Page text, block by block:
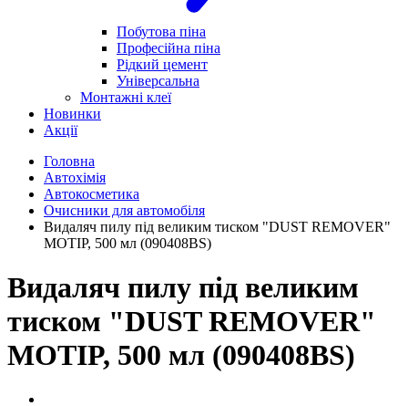
Побутова піна
Професійна піна
Рідкий цемент
Універсальна
Монтажні клеї
Новинки
Акції
Головна
Автохімія
Автокосметика
Очисники для автомобіля
Видаляч пилу під великим тиском "DUST REMOVER"
MOTIP, 500 мл (090408BS)
Видаляч пилу під великим
тиском "DUST REMOVER"
MOTIP, 500 мл (090408BS)